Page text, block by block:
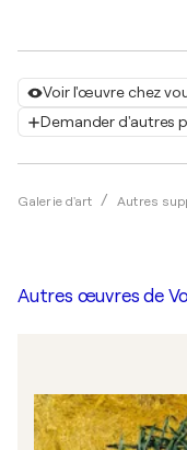
Voir l'œuvre chez
Demander d'autres
Galerie d'art Autres
Autres œuvres de